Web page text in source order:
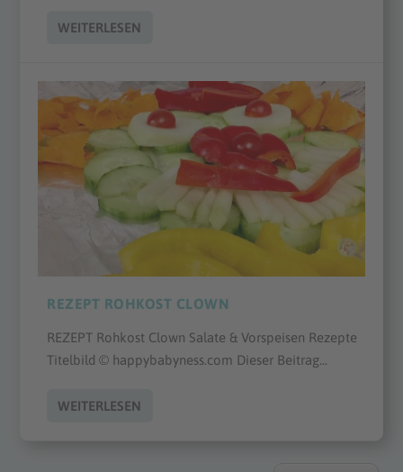
WEITERLESEN
REZEPT ROHKOST CLOWN
REZEPT Rohkost Clown Salate & Vorspeisen Rezepte
Titelbild © happybabyness.com Dieser Beitrag...
WEITERLESEN